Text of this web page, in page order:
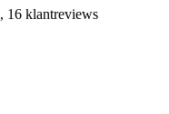
16 klantreviews